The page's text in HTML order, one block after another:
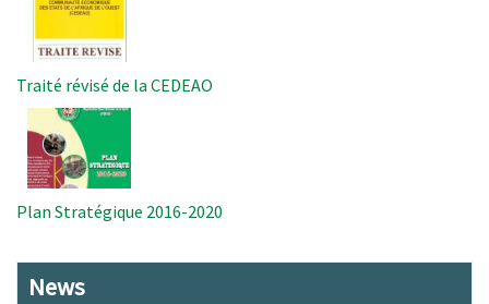
Traité révisé de la CEDEAO
Image
Plan Stratégique 2016-2020
News